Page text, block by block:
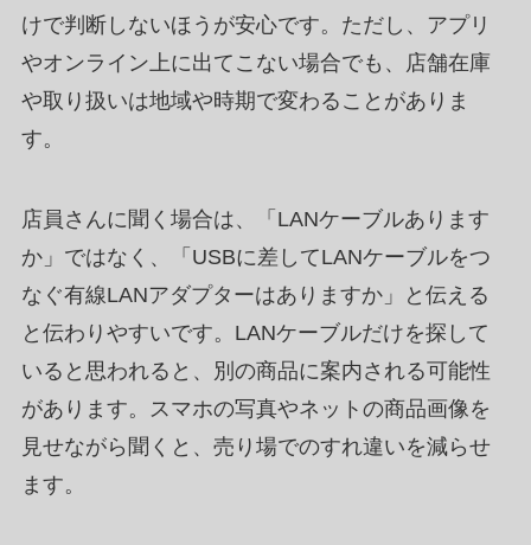
けで判断しないほうが安心です。ただし、アプリ
やオンライン上に出てこない場合でも、店舗在庫
や取り扱いは地域や時期で変わることがありま
す。
店員さんに聞く場合は、「LANケーブルあります
か」ではなく、「USBに差してLANケーブルをつ
なぐ有線LANアダプターはありますか」と伝える
と伝わりやすいです。LANケーブルだけを探して
いると思われると、別の商品に案内される可能性
があります。スマホの写真やネットの商品画像を
見せながら聞くと、売り場でのすれ違いを減らせ
ます。